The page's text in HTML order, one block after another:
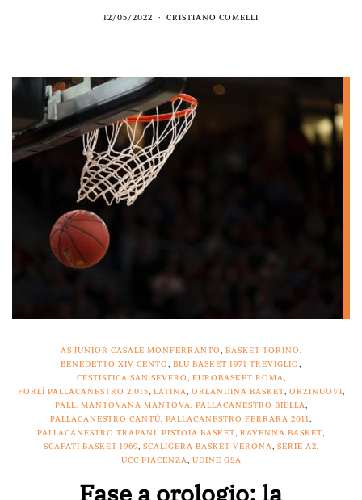
12/05/2022 CRISTIANO COMELLI
AS JUNIOR CASALE MONFERRANTO, BASKET TORINO,
BENEDETTO XIV CENTO, BLU BASKET 1971 TREVIGLIO,
CESTISTICA SAN SEVERO, EUROBASKET ROMA,
FORLÌ PALLACANESTRO 2.015, LATINA, ORLANDINA BASKET, ORZINUOVI,
PALL. MANTOVANA MANTOVA, PALLACANESTRO BIELLA,
PALLACANESTRO CANTÙ, PALLACANESTRO FERRARA 2011,
PALLACANESTRO TRAPANI, PISTOIA BASKET, RAVENNA BASKET,
SCAFATI BASKET 1969, SCALIGERA BASKET VERONA, SERIE A2,
UCC PIACENZA, UDINE GSA
Fase a orologio: la